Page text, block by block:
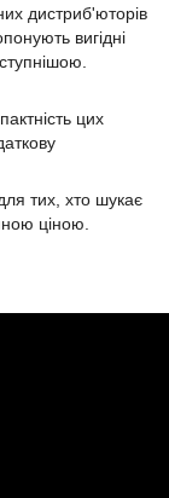
дистриб'юторів
вигідні
цих
тих, хто шукає
ціною.